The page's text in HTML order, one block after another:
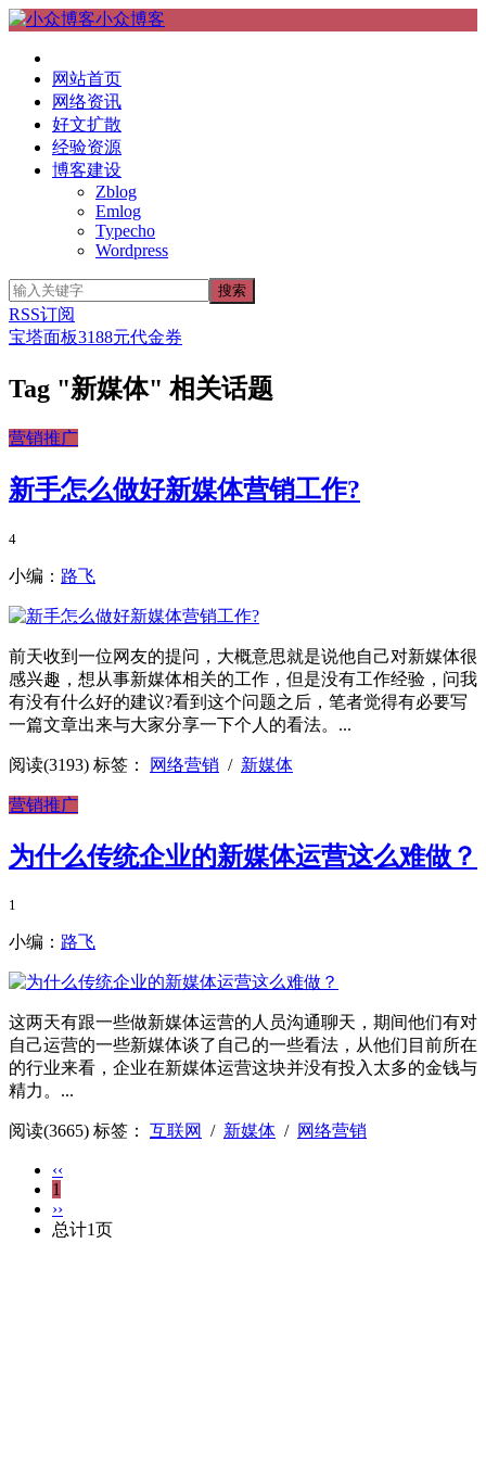
小众博客
网站首页
网络资讯
好文扩散
经验资源
博客建设
Zblog
Emlog
Typecho
Wordpress
RSS订阅
宝塔面板3188元代金券
Tag "新媒体" 相关话题
营销推广
新手怎么做好新媒体营销工作?
4
小编： 路飞
前天收到一位网友的提问，大概意思就是说他自己对新媒体很
感兴趣，想从事新媒体相关的工作，但是没有工作经验，问我
有没有什么好的建议?看到这个问题之后，笔者觉得有必要写
一篇文章出来与大家分享一下个人的看法。...
阅读(3193) 标签： 网络营销 / 新媒体
营销推广
为什么传统企业的新媒体运营这么难做？
1
小编： 路飞
这两天有跟一些做新媒体运营的人员沟通聊天，期间他们有对
自己运营的一些新媒体谈了自己的一些看法，从他们目前所在
的行业来看，企业在新媒体运营这块并没有投入太多的金钱与
精力。...
阅读(3665) 标签： 互联网 / 新媒体 / 网络营销
‹‹
1
››
总计1页